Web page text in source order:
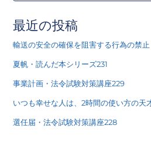
最近の投稿
輸送の安全の確保を阻害する行為の禁
夏帆・読んだ本シリーズ231
事業計画・法令試験対策講座229
いつも幸せな人は、2時間の使い方の天
選任届・法令試験対策講座228